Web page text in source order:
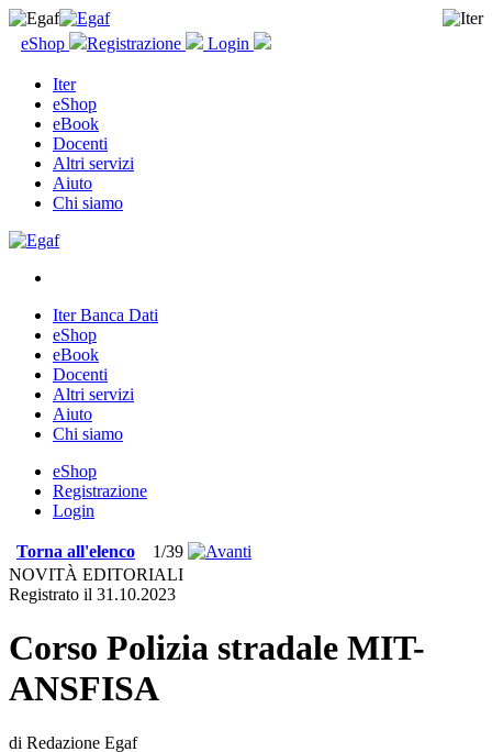
eShop Registrazione Login
Iter
eShop
eBook
Docenti
Altri servizi
Aiuto
Chi siamo
Iter Banca Dati
eShop
eBook
Docenti
Altri servizi
Aiuto
Chi siamo
eShop
Registrazione
Login
Torna all'elenco
1/39
NOVITÀ EDITORIALI
Registrato il 31.10.2023
Corso Polizia stradale MIT-
ANSFISA
di Redazione Egaf